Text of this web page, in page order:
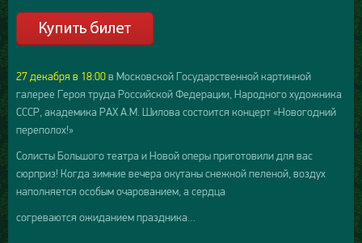
27 декабря в 18:00в Московской Государственной картинной
галерее Героя труда Российской Федерации, Народного художника
СССР, академика РАХ А.М. Шилова состоится концерт «Новогодний
переполох!»
Солисты Большого театра и Новой оперы приготовили для вас
сюрприз! Когда зимние вечера окутаны снежной пеленой, воздух
наполняется особым очарованием, а сердца
согреваются ожиданием праздника…